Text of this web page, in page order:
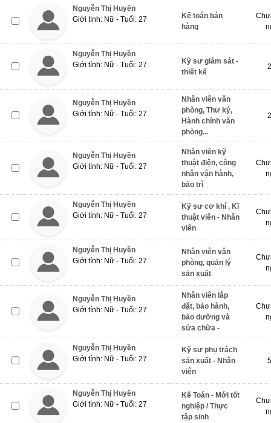
Nguyễn Thị Huyền
Giới tính: Nữ - Tuổi: 27
Kế toán bán
hàng
Nguyễn Thị Huyền
Giới tính: Nữ - Tuổi: 27
Kỹ sư giám sát -
thiết kế
Nguyễn Thị Huyền
Giới tính: Nữ - Tuổi: 27
Nhân viên văn
phòng, Thư ký,
Hành chính văn
phòng...
Nguyễn Thị Huyền
Giới tính: Nữ - Tuổi: 27
Nhân viên kỹ
thuật điện, công
nhân vận hành,
bảo trì
Nguyễn Thị Huyền
Giới tính: Nữ - Tuổi: 27
Kỹ sư cơ khí , Kĩ
thuật viên - Nhân
viên
Nguyễn Thị Huyền
Giới tính: Nữ - Tuổi: 27
Nhân viên văn
phòng, quản lý
sản xuất
Nguyễn Thị Huyền
Giới tính: Nữ - Tuổi: 27
Nhân viên lắp
đặt, bảo hành,
bảo dưỡng và
sửa chữa -
Nguyễn Thị Huyền
Giới tính: Nữ - Tuổi: 27
Kỹ sư phụ trách
sản xuất - Nhân
viên
Nguyễn Thị Huyền
Giới tính: Nữ - Tuổi: 27
Kế Toán - Mới tốt
nghiệp / Thực
tập sinh